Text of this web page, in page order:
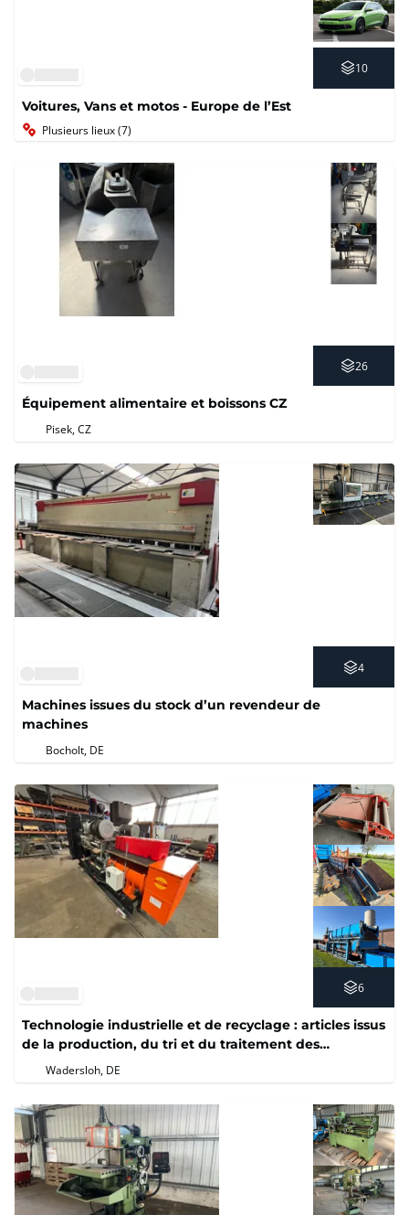
10
Voitures, Vans et motos - Europe de l’Est
Plusieurs lieux (7)
26
Équipement alimentaire et boissons CZ
Pisek, CZ
4
Machines issues du stock d’un revendeur de
machines
Bocholt, DE
6
Technologie industrielle et de recyclage : articles issus
de la production, du tri et du traitement des
matériaux
Wadersloh, DE